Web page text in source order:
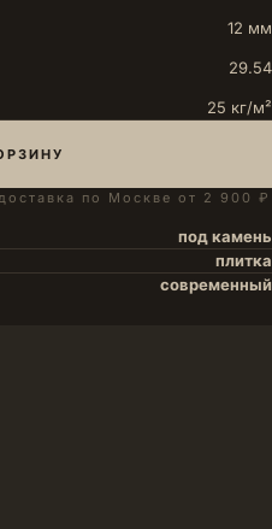
12 мм
29.54
25 кг/м²
по Москве от 2 900 ₽
под камень
плитка
современный